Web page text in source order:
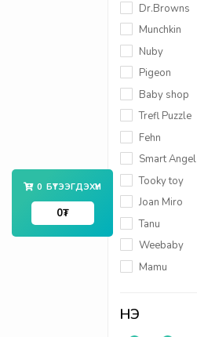
Dr.Browns
Munchkin
Nuby
Pigeon
Baby shop
Trefl Puzzle
Fehn
Smart Angel
Tooky toy
Joan Miro
Tanu
Weebaby
Mamu
Heorshe
ҮНЭ
0 БҮТЭЭГДЭХҮҮН
0₮